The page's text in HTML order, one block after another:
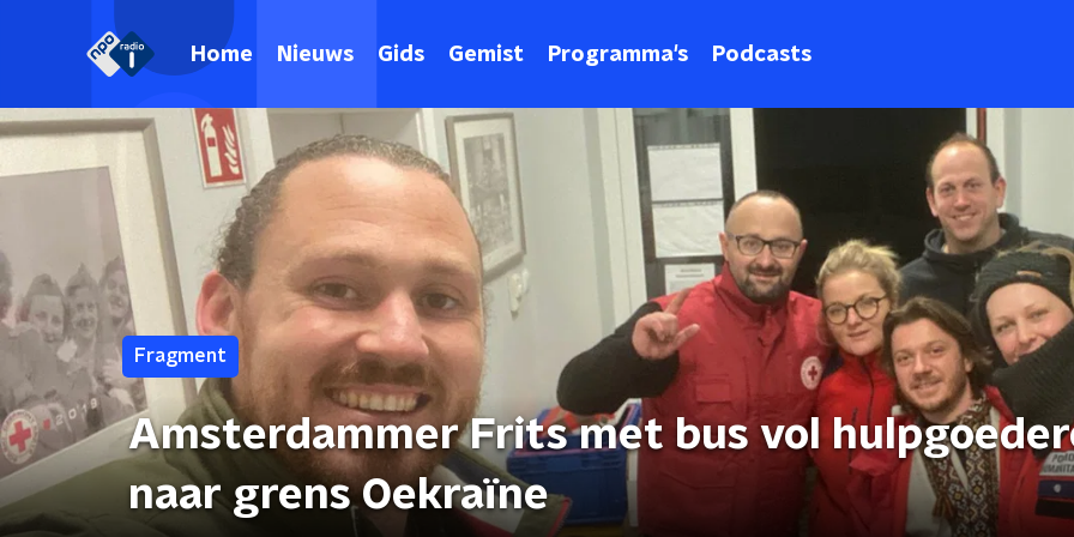
Home Nieuws Gids Gemist Programma's Podcasts
Fragment
Amsterdammer Frits met bus vol
naar grens Oekraïne